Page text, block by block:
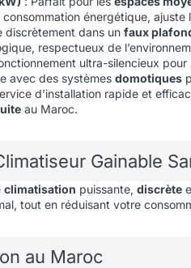
consommation énergétique,
discrètement dans un faux
respectueux de
ultra-silencieux
avec des systèmes domotiques
d’installation rapide et
au Maroc.
Gainable
climatisation puissante, discrète
tout en réduisant votre
au Maroc